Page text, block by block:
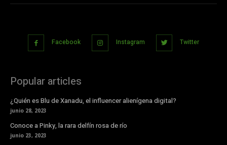
Facebook Instagram Twitter
Popular articles
¿Quién es Blu de Xanadu, el influencer alienígena digital?
junio 28, 2023
Conoce a Pinky, la rara delfín rosa de río
junio 23, 2023